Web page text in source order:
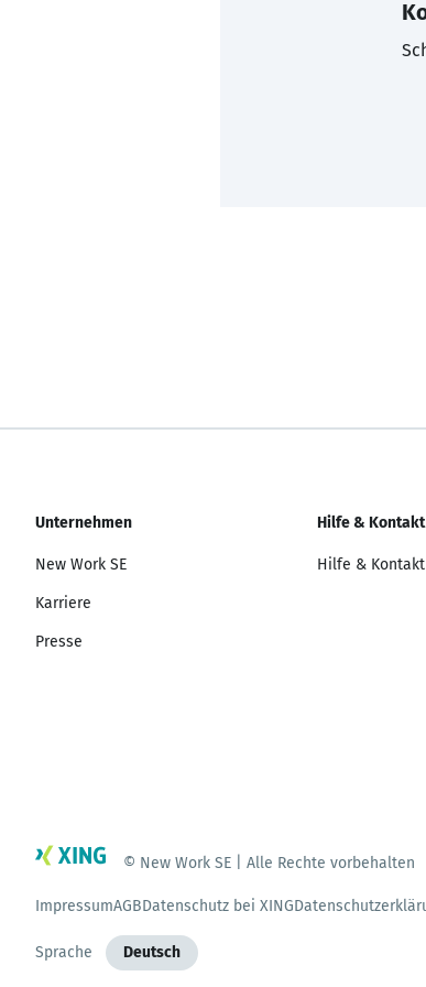
Unternehmen
New Work SE
Karriere
Presse
Hilfe & Kontakt
Hilfe & Kontakt
© New Work SE | Alle Rechte vorbehalten
ImpressumAGBDatenschutz bei XING
Sprache Deutsch